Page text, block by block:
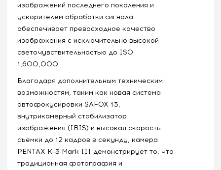
изображений последнего поколения и
ускорителем обработки сигнала
обеспечивает превосходное качество
изображения с исключительно высокой
светочувствительностью до ISO
1,600,000.
Благодаря дополнительным техническим
возможностям, таким как новая система
автофокусировки SAFOX 13,
внутрикамерный стабилизатор
изображения (IBIS) и высокая скорость
съемки до 12 кадров в секунду, камера
PENTAX K-3 Mark III демонстрирует то, что
традиционная фотография и